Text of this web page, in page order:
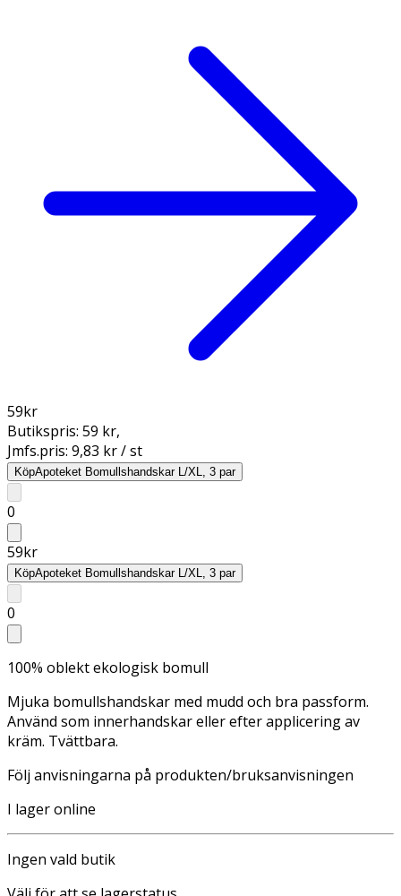
59kr
Butikspris: 59 kr,
Jmfs.pris: 9,83 kr / st
KöpApoteket Bomullshandskar L/XL, 3 par
0
59kr
KöpApoteket Bomullshandskar L/XL, 3 par
0
100% oblekt ekologisk bomull
Mjuka bomullshandskar med mudd och bra passform.
Använd som innerhandskar eller efter applicering av
kräm. Tvättbara.
Följ anvisningarna på produkten/bruksanvisningen
I lager online
Ingen vald butik